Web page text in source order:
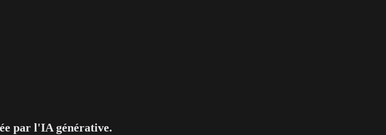
par l'IA générative.